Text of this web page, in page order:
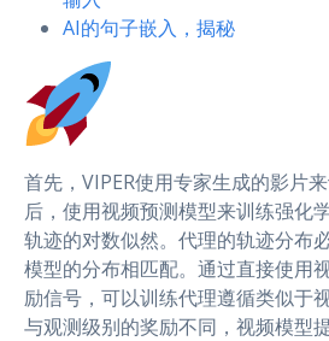
AI的句子嵌入，揭秘
首先，VIPER使用专家生成的影片
后，使用视频预测模型来训练强化
轨迹的对数似然。代理的轨迹分布
模型的分布相匹配。通过直接使用
励信号，可以训练代理遵循类似于
与观测级别的奖励不同，视频模型